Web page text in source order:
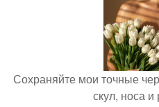
Сохраняйте мои точные
скул, носа и